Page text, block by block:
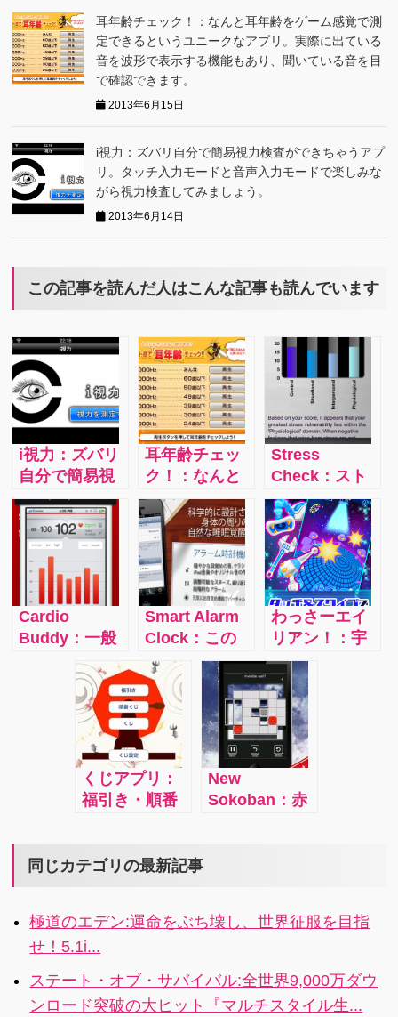
耳年齢チェック！：なんと耳年齢をゲーム感覚で測
定できるというユニークなアプリ。実際に出ている
音を波形で表示する機能もあり、聞いている音を目
で確認できます。
2013年6月15日
i視力：ズバリ自分で簡易視力検査ができちゃうアプ
リ。タッチ入力モードと音声入力モードで楽しみな
がら視力検査してみましょう。
2013年6月14日
この記事を読んだ人はこんな記事も読んでいます
i視力：ズバリ
自分で簡易視
力検査ができ
ちゃうアプ
リ。タッチ入
力モードと音
声入力モード
で楽しみなが
ら視力検査し
てみましょ
耳年齢チェッ
ク！：なんと
耳年齢をゲー
ム感覚で測定
できるという
ユニークなア
プリ。実際に
出ている音を
波形で表示す
る機能もあ
り、聞いてい
る音を目で確
認できます。
Stress
Check：スト
レスにも良性
と悪性がある
そうです。自
分のストレス
がどっちなの
かそしてどの
くらいのスト
レスを抱えて
いるのかが簡
単に測定でき
るアプリで
す。
Cardio
Buddy：一般
に心拍数を測
るアプリは写
真を撮るカメ
ラのレンズに
指などを当て
て測ることが
多いのです
が、このアプ
数が測れま
メラに顔を映
すだけで測る
ことができる
のです。
Smart Alarm
Clock：この
アプリは各自
の睡眠パター
ンをモニタリ
ングして、身
体的に起きる
準備の整った
タイミングを
見計らい、遅
ミングで起こ
です。
わっさーエイ
リアン！：宇
宙空間から光
を照射、きら
めく地球の姿
に惹かれて地
球を侵略しに
宇宙人がやっ
てくるので、
そこを様々な
を集めちゃお
くじアプリ：
福引き・順番
じの３種類の
のアプリ。で
もあなどれま
せん。
New
Sokoban：赤
最少ストロー
ム。ハマりま
す。
同じカテゴリの最新記事
極道のエデン:運命をぶち壊し、世界征服を目指
せ！5.1i...
ステート・オブ・サバイバル:全世界9,000万ダウ
ンロード突破の大ヒット『マルチスタイル生...